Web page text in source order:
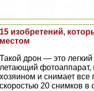
15 изобретений,
местом
Такой дрон — это
летающий фотоаппарат,
хозяином и снимает
скоростью 20 снимков в